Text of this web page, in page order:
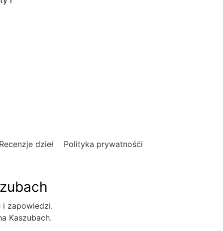
dzieł Polityka prywatnośći
i zapowiedzi.
Kaszubach.